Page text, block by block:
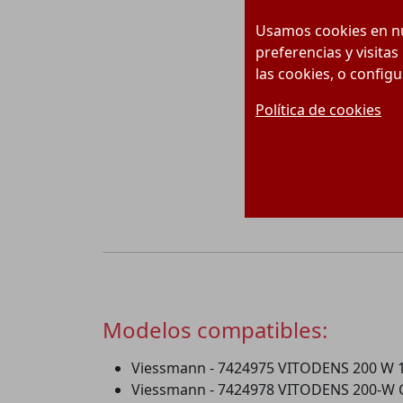
Usamos cookies en
preferencias y
las cookies, o
Política de cookies
Modelos compatibles:
Viessmann - 7424975 VITODENS 200 W
Viessmann - 7424978 VITODENS 200-W